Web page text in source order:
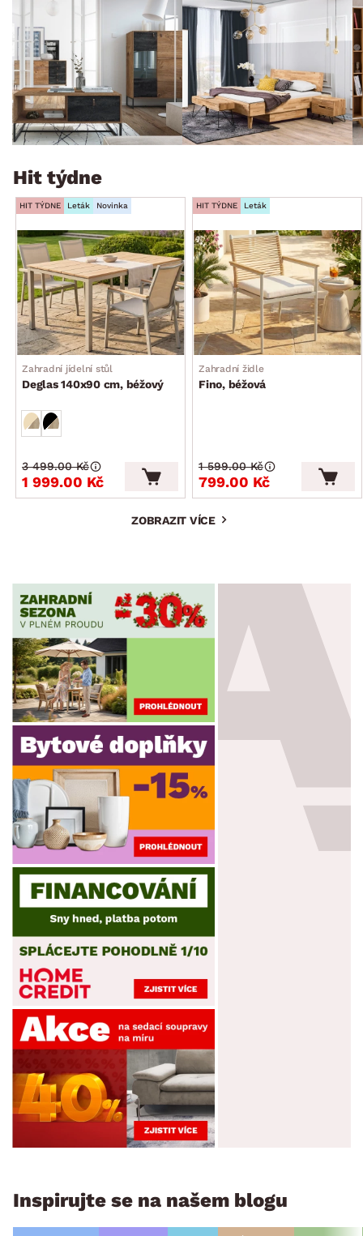
Hit týdne
HIT TÝDNE Leták Novinka
Zahradní jídelní stůl
Deglas 140x90 cm, béžový
1 999.00 Kč
3 499.00 Kč
HIT TÝDNE Leták
Zahradní židle
Fino, béžová
799.00 Kč
1 599.00 Kč
ZOBRAZIT VÍCE
Inspirujte se na našem blogu